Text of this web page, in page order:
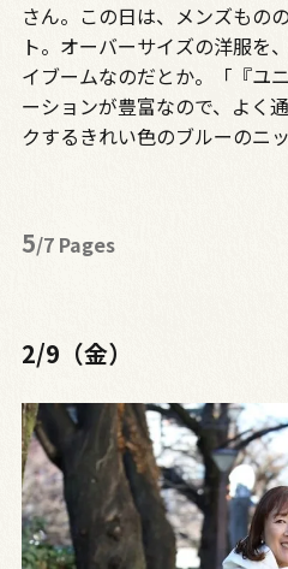
さん。この日は、メンズもの
ト。オーバーサイズの洋服を
イブームなのだとか。「『ユ
ーションが豊富なので、よく
クするきれい色のブルーのニ
5/7 Pages
2/9（金）